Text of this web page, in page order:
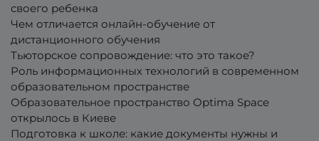
своего ребенка
Чем отличается онлайн-обучение от
дистанционного обучения
Тьюторское сопровождение: что это такое?
Роль информационных технологий в современном
образовательном пространстве
Образовательное пространство Optima Space
открылось в Киеве
Подготовка к школе: какие документы нужны и